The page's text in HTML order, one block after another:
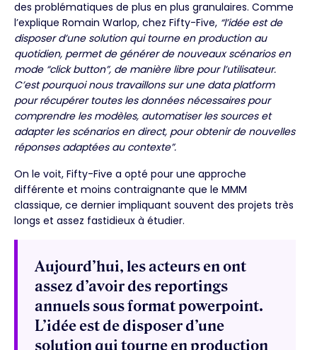
des problématiques de plus en plus granulaires. Comme
l’explique Romain Warlop, chez Fifty-Five, “l’idée est de
disposer d’une solution qui tourne en production au
quotidien, permet de générer de nouveaux scénarios en
mode “click button”, de manière libre pour l’utilisateur.
C’est pourquoi nous travaillons sur une data platform
pour récupérer toutes les données nécessaires pour
comprendre les modèles, automatiser les sources et
adapter les scénarios en direct, pour obtenir de nouvelles
réponses adaptées au contexte”.
On le voit, Fifty-Five a opté pour une approche
différente et moins contraignante que le MMM
classique, ce dernier impliquant souvent des projets très
longs et assez fastidieux à étudier.
Aujourd’hui, les acteurs en ont
assez d’avoir des reportings
annuels sous format powerpoint.
L’idée est de disposer d’une
solution qui tourne en production